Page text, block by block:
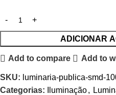
ADICIONAR
Add to compare Add to
SKU: luminaria-publica-smd-
Categorias:
Iluminação,